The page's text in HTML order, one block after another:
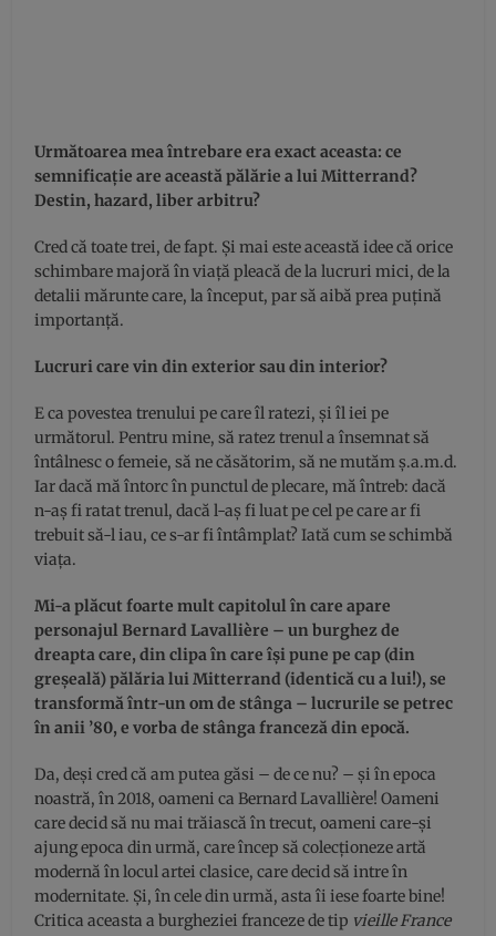
Următoarea mea întrebare era exact aceasta: ce
semnificaţie are această pălărie a lui Mitterrand?
Destin, hazard, liber arbitru?
Cred că toate trei, de fapt. Şi mai este această idee că orice
schimbare majoră în viaţă pleacă de la lucruri mici, de la
detalii mărunte care, la început, par să aibă prea puţină
importanţă.
Lucruri care vin din exterior sau din interior?
E ca povestea trenului pe care îl ratezi, şi îl iei pe
următorul. Pentru mine, să ratez trenul a însemnat să
întâlnesc o femeie, să ne căsătorim, să ne mutăm ş.a.m.d.
Iar dacă mă întorc în punctul de plecare, mă întreb: dacă
n-aş fi ratat trenul, dacă l-aş fi luat pe cel pe care ar fi
trebuit să-l iau, ce s-ar fi întâmplat? Iată cum se schimbă
viaţa.
Mi-a plăcut foarte mult capitolul în care apare
personajul Bernard Lavallière – un burghez de
dreapta care, din clipa în care îşi pune pe cap (din
greşeală) pălăria lui Mitterrand (identică cu a lui!), se
transformă într-un om de stânga – lucrurile se petrec
în anii ’80, e vorba de stânga franceză din epocă.
Da, deşi cred că am putea găsi – de ce nu? – şi în epoca
noastră, în 2018, oameni ca Bernard Lavallière! Oameni
care decid să nu mai trăiască în trecut, oameni care-şi
ajung epoca din urmă, care încep să colecţioneze artă
modernă în locul artei clasice, care decid să intre în
modernitate. Şi, în cele din urmă, asta îi iese foarte bine!
Critica aceasta a burgheziei franceze de tip vieille France